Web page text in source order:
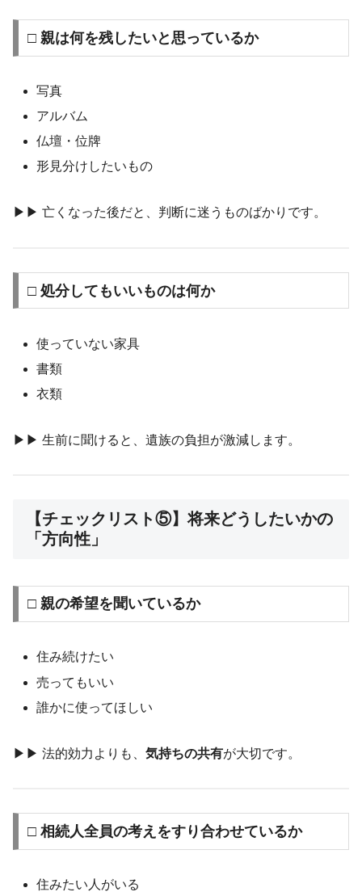
□ 親は何を残したいと思っているか
写真
アルバム
仏壇・位牌
形見分けしたいもの
▶︎▶︎ 亡くなった後だと、判断に迷うものばかりです。
□ 処分してもいいものは何か
使っていない家具
書類
衣類
▶︎▶︎ 生前に聞けると、遺族の負担が激減します。
【チェックリスト⑤】将来どうしたいかの
「方向性」
□ 親の希望を聞いているか
住み続けたい
売ってもいい
誰かに使ってほしい
▶︎▶︎ 法的効力よりも、 気持ちの共有が大切です。
□ 相続人全員の考えをすり合わせているか
住みたい人がいる